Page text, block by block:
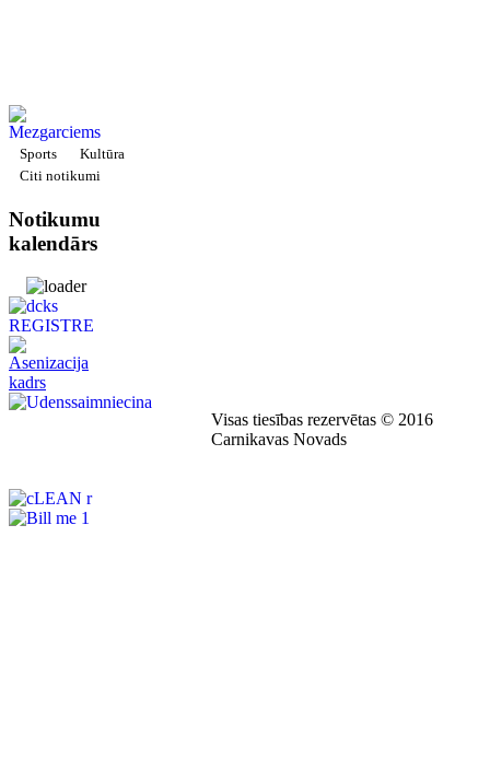
Sports
Kultūra
Citi notikumi
Notikumu
kalendārs
Visas tiesības rezervētas © 2016
Carnikavas Novads